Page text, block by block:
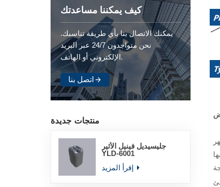
كيف يمكننا مساعدتك
يمكنك الاتصال بنا بأي طريقة تناسبك.
نحن متواجدون 24/7 عبر البريد
الإلكتروني أو الهاتف.
اتصل بنا
منتجات جديدة
جليسيديل فينيل الأثير
YLD-6001